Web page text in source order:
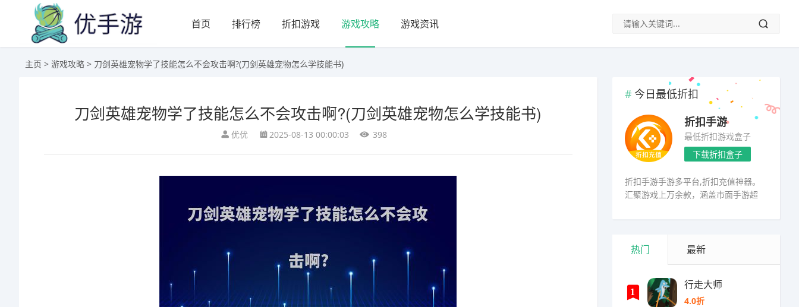
首页 排行榜 折扣游戏 游戏攻略 游戏资讯
主页 > 游戏攻略 > 刀剑英雄宠物学了技能怎么不会攻击啊?(刀剑英雄宠物怎么学技能书)
刀剑英雄宠物学了技能怎么不会攻击啊?(刀剑英雄宠物怎么学技能书)
优优 2025-08-13 00:00:03 398
今日最低折扣
折扣手游
最低折扣游戏盒子
下载折扣盒子
折扣手游手游多平台,折扣充值神器。
汇聚游戏上万余款，涵盖市面手游超
热门 最新
1
行走大师
4.0折